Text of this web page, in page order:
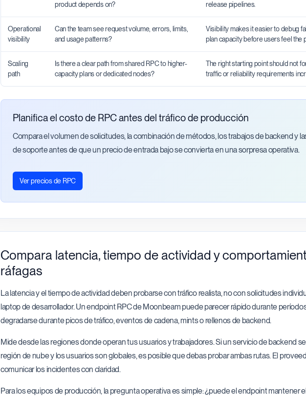
product depends on?
release pipelines.
Operational
visibility
Can the team see request volume, errors, limits,
and usage patterns?
Visibility makes it easier to debug
plan capacity before users feel the
Scaling
path
Is there a clear path from shared RPC to higher-
capacity plans or dedicated nodes?
The right starting point should not
traffic or reliability requirements
Planifica el costo de RPC antes del tráfico de producción
Compara el volumen de solicitudes, la combinación de métodos, los trabajos de backend y
de soporte antes de que un precio de entrada bajo se convierta en una sorpresa operativa.
Ver precios de RPC
Compara latencia, tiempo de actividad y
ráfagas
La latencia y el tiempo de actividad deben probarse con tráfico realista, no con solicitudes
laptop de desarrollador. Un endpoint RPC de Moonbeam puede parecer rápido durante
degradarse durante picos de tráfico, eventos de cadena, mints o rellenos de backend.
Mide desde las regiones donde operan tus usuarios y trabajadores. Si un servicio de backend
región de nube y los usuarios son globales, es posible que debas probar ambas rutas. El
comunicar los incidentes con claridad.
Para los equipos de producción, la pregunta operativa es simple: ¿puede el endpoint mantener